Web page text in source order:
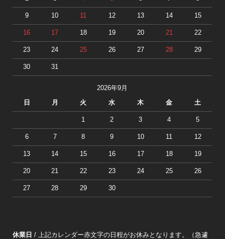
9 10 11 12 13 14 15
16 17 18 19 20 21 22
23 24 25 26 27 28 29
30 31
2026年9月
日 月 火 水 木 金 土
1 2 3 4 5
6 7 8 9 10 11 12
13 14 15 16 17 18 19
20 21 22 23 24 25 26
27 28 29 30
休業日 / 上記カレンダー赤文字の日程がお休みとなります。（急遽